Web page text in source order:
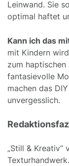
Leinwand. Sie
optimal haftet
Kann ich das
mit Kindern
zum haptischen
fantasievolle
machen das
unvergesslich.
„Still &